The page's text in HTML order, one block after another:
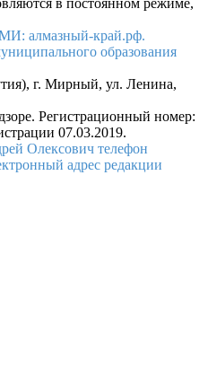
в постоянном режиме,
алмазный-край.рф.
образования
г. Мирный, ул. Ленина,
Регистрационный номер:
07.03.2019.
Олексович телефон
адрес редакции